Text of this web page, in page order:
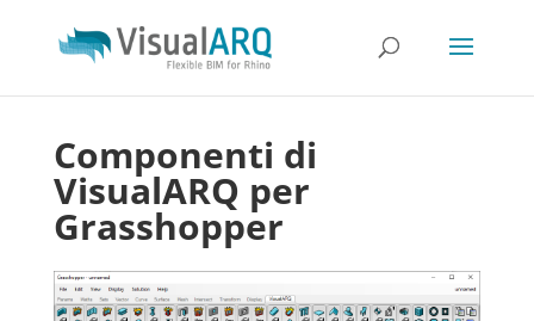
Componenti di
VisualARQ per
Grasshopper